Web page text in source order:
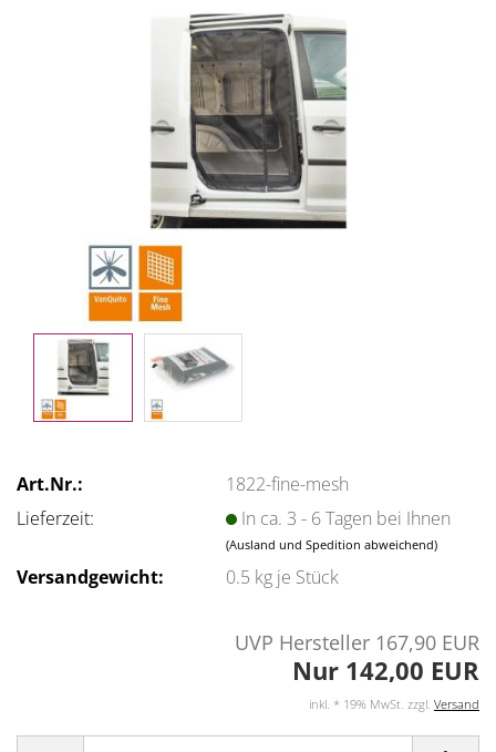
Art.Nr.:
1822-fine-mesh
Lieferzeit:
In ca. 3 - 6 Tagen bei Ihnen
(Ausland und Spedition abweichend)
Versandgewicht: 0.5 kg je Stück
UVP Hersteller 167,90 EUR
Nur 142,00 EUR
inkl. * 19% MwSt. zzgl. Versand